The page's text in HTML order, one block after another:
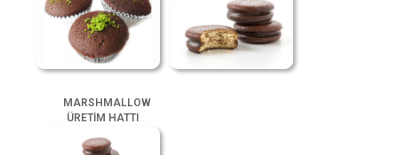
MARSHMALLOW
ÜRETİM HATTI